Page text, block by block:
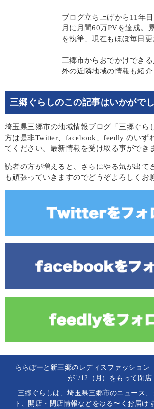
ブログ立ち上げから11年
月に月間60万PVを達成。
を執筆、現在もほぼ毎日更
三郷市からおでかけでき
外の近隣地域の情報も紹介
三郷ぐらしのこの記事はいかがで
埼玉県三郷市の地域情報ブログ「三郷ぐら
方は是非Twitter、facebook、feedly のいず
てください。最新情報を受け取る事ができ
読者の方が増えると、さらにやる気が出て
も頑張っていきますのでどうぞよろしくお
ららぽーと新三郷のレディスファッション
が1/12（月）をもって閉店
三郷ぐらしは、埼玉県三郷市のニュース
ト、開店・閉店情報などをゆる〜くお届け